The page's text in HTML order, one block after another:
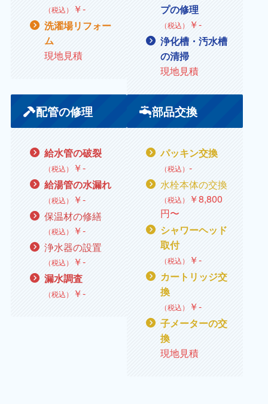
（税込） ￥‐
洗濯場リフォー
ム
現地見積
プの修理
（税込） ￥‐
浄化槽・汚水槽
の清掃
現地見積
配管の修理
給水管の破裂
（税込） ￥‐
給湯管の水漏れ
（税込） ￥‐
保温材の修繕
（税込） ￥‐
浄水器の設置
（税込） ￥‐
漏水調査
（税込） ￥‐
部品交換
パッキン交換
（税込）‐
水栓本体の交換
（税込） ￥8,800
円〜
シャワーヘッド
取付
（税込） ￥‐
カートリッジ交
換
（税込） ￥‐
子メーターの交
換
現地見積